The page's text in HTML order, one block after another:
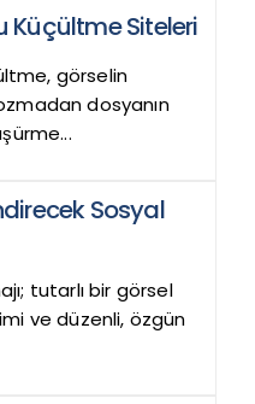
Küçültme Siteleri
görselin
dosyanın
Sosyal
tutarlı bir görsel
ve düzenli, özgün